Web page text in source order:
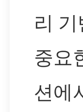
리
중요
션에